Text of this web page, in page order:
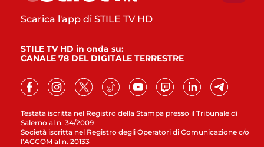
Testata iscritta nel Registro della Stampa presso il Tribunale di
Salerno al n. 34/2009
Società iscritta nel Registro degli Operatori di Comunicazione c/o
l’AGCOM al n. 20133
Scarica l'app di STILE TV HD
STILE TV HD in onda su:
CANALE 78 DEL DIGITALE TERRESTRE